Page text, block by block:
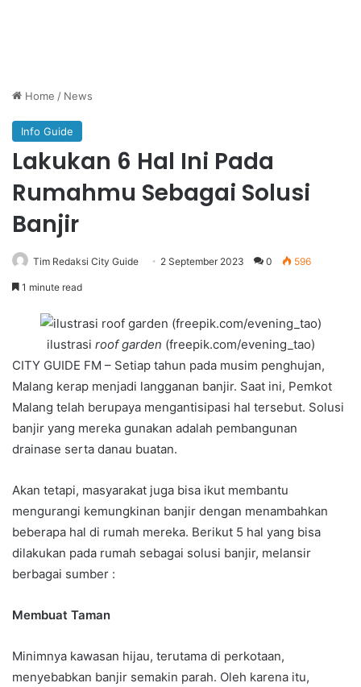
Home / News
Info Guide
Lakukan 6 Hal Ini Pada
Rumahmu Sebagai Solusi
Banjir
Tim Redaksi City Guide 2 September 2023 0 596
1 minute read
ilustrasi roof garden (freepik.com/evening_tao)
CITY GUIDE FM – Setiap tahun pada musim penghujan,
Malang kerap menjadi langganan banjir. Saat ini, Pemkot
Malang telah berupaya mengantisipasi hal tersebut. Solusi
banjir yang mereka gunakan adalah pembangunan
drainase serta danau buatan.
Akan tetapi, masyarakat juga bisa ikut membantu
mengurangi kemungkinan banjir dengan menambahkan
beberapa hal di rumah mereka. Berikut 5 hal yang bisa
dilakukan pada rumah sebagai solusi banjir, melansir
berbagai sumber :
Membuat Taman
Minimnya kawasan hijau, terutama di perkotaan,
menyebabkan banjir semakin parah. Oleh karena itu,